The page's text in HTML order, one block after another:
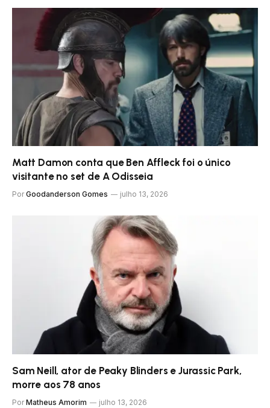
Matt Damon conta que Ben Affleck foi o único
visitante no set de A Odisseia
Por Goodanderson Gomes julho 13, 2026
Sam Neill, ator de Peaky Blinders e Jurassic Park,
morre aos 78 anos
Por Matheus Amorim julho 13, 2026